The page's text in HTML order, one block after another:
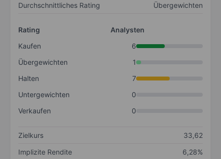
Durchschnittliches Rating Übergewichten
Rating
Analysten
Kaufen
6
Übergewichten
1
Halten
7
Untergewichten
0
Verkaufen
0
Zielkurs
33,62
Implizite Rendite
6,28%